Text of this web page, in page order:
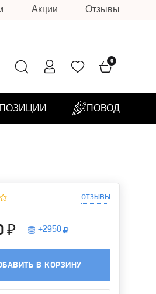
Акции Отзывы
0
ПОВОД
отзывы
₽ +2950
В КОРЗИНУ